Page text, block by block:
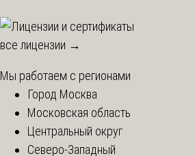
все лицензии →
Мы работаем с регионами
Город Москва
Московская область
Центральный округ
Северо-Западный